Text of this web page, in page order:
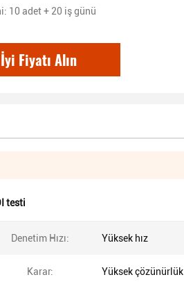
10 adet + 20 iş günü
Fiyatı Alın
testi
Denetim Hızı: Yüksek hız
Karar: Yüksek çözünürlük